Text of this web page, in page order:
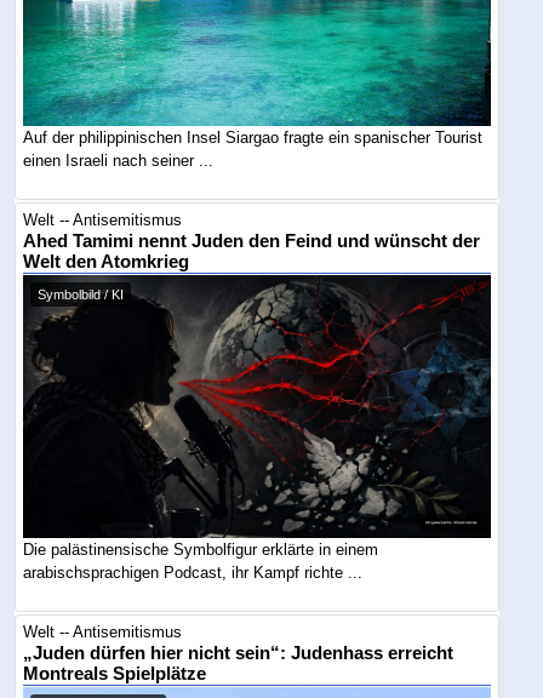
Auf der philippinischen Insel Siargao fragte ein spanischer Tourist
einen Israeli nach seiner ...
Welt -- Antisemitismus
Ahed Tamimi nennt Juden den Feind und wünscht der
Welt den Atomkrieg
Symbolbild / KI
Die palästinensische Symbolfigur erklärte in einem
arabischsprachigen Podcast, ihr Kampf richte ...
Welt -- Antisemitismus
„Juden dürfen hier nicht sein“: Judenhass erreicht
Montreals Spielplätze